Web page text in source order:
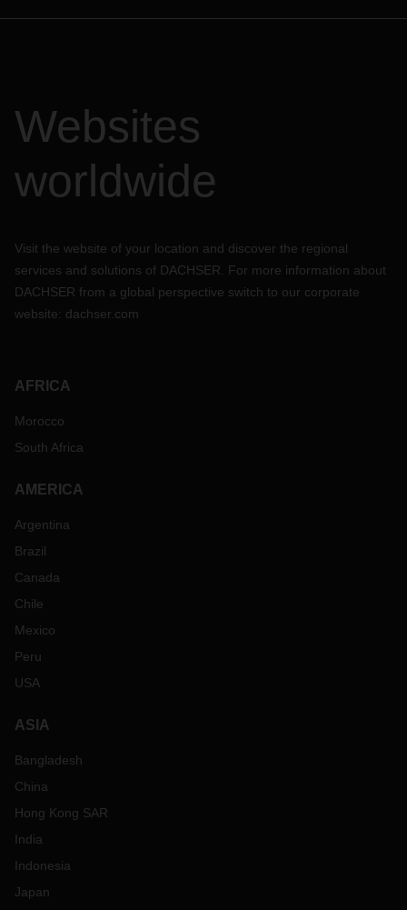
Websites
worldwide
Visit the website of your location and discover the regional
services and solutions of DACHSER. For more information about
DACHSER from a global perspective switch to our corporate
website: dachser.com
AFRICA
Morocco
South Africa
AMERICA
Argentina
Brazil
Canada
Chile
Mexico
Peru
USA
ASIA
Bangladesh
China
Hong Kong SAR
India
Indonesia
Japan